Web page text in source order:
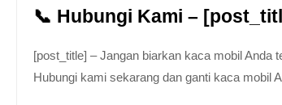
📞 Hubungi Kami –
[post_title] – Jangan biarkan kaca mobil Anda
Hubungi kami sekarang dan ganti kaca mobil